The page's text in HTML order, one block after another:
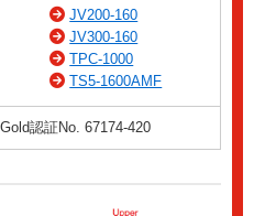
JV200-160
JV300-160
TPC-1000
TS5-1600AMF
認証No. 67174-420